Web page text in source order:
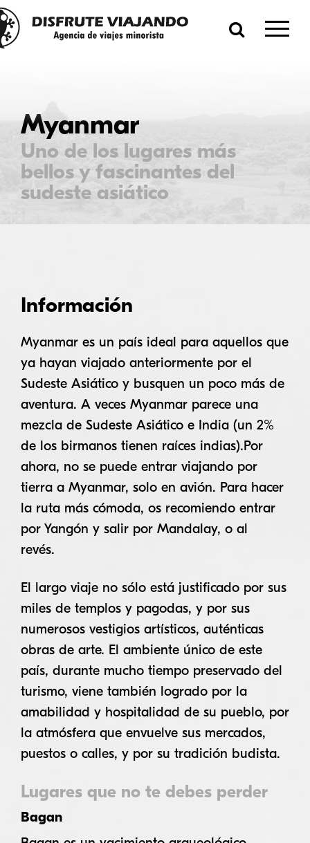
Myanmar
Uno de los lugares más
bellos y fascinantes del
sudeste asiático
Información
Myanmar es un país ideal para aquellos que
ya hayan viajado anteriormente por el
Sudeste Asiático y busquen un poco más de
aventura. A veces Myanmar parece una
mezcla de Sudeste Asiático e India (un 2%
de los birmanos tienen raíces indias).Por
ahora, no se puede entrar viajando por
tierra a Myanmar, solo en avión. Para hacer
la ruta más cómoda, os recomiendo entrar
por Yangón y salir por Mandalay, o al
revés.
El largo viaje no sólo está justificado por sus
miles de templos y pagodas, y por sus
numerosos vestigios artísticos, auténticas
obras de arte. El ambiente único de este
país, durante mucho tiempo preservado del
turismo, viene también logrado por la
amabilidad y hospitalidad de su pueblo, por
la atmósfera que envuelve sus mercados,
puestos o calles, y por su tradición budista.
Lugares que no te debes perder
Bagan